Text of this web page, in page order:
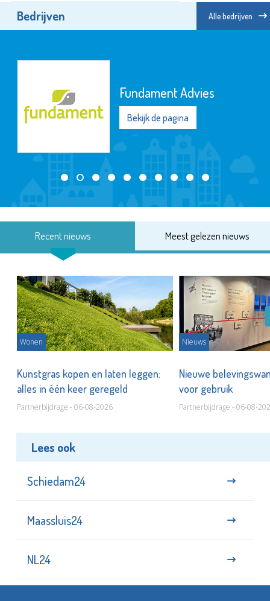
Bedrijven Alle bedrijven
Fundament Advies
Bekijk de pagina
Recent nieuws Meest gelezen nieuws
Wonen
Kunstgras kopen en laten leggen:
alles in één keer geregeld
Partnerbijdrage - 06-08-2026
Nieuws
Nieuwe
voor gebruik
Partnerbijdrage - 06-08-
Lees ook
Schiedam24
Maassluis24
NL24